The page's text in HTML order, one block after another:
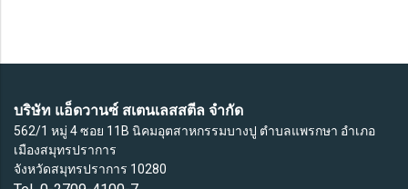
บริษัท แอ็ดวานซ์ สเตนเลสสตีล จำกัด
562/1 หมู่ 4 ซอย 11B นิคมอุตสาหกรรมบางปู ตำบลแพรกษา อำเภอ
เมืองสมุทรปราการ
จังหวัดสมุทรปราการ 10280